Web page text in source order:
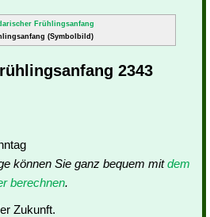
(Symbolbild)
2343
können Sie ganz bequem mitdem
berechnen.
Zukunft.